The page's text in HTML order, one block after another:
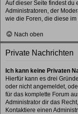
Auf dieser Seite findest du
Administratoren, der
wie die Foren, die diese
Nach oben
Private Nachrichten
Ich kann keine Privaten
Hierfür kann es drei
oder nicht angemeldet,
für das komplette Forum
Administrator dir das
Kontaktiere einen